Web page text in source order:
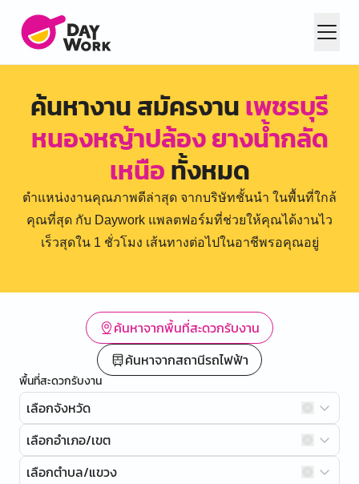
ค้นหางาน สมัครงานเพชรบุรี
หนองหญ้าปล้อง ยางน้ำกลัด
เหนือทั้งหมด
ตำแหน่งงานคุณภาพดีล่าสุด จากบริษัทชั้นนำ ในพื้นที่ใกล้
คุณที่สุด กับ Daywork แพลตฟอร์มที่ช่วยให้คุณได้งานไว
เร็วสุดใน 1 ชั่วโมง เส้นทางต่อไปในอาชีพรอคุณอยู่
ค้นหาจากพื้นที่สะดวกรับงาน
ค้นหาจากสถานีรถไฟฟ้า
พื้นที่สะดวกรับงาน
เลือกจังหวัด
เลือกอำเภอ/เขต
เลือกตำบล/แขวง